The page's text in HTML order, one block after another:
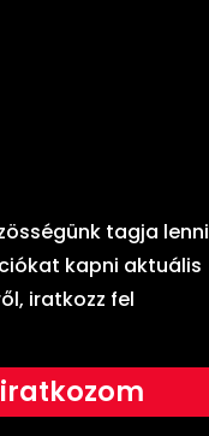
tagja lenni
kapni aktuális
iratkozz fel